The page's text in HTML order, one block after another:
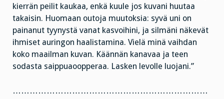
kierrän peilit kaukaa, enkä kuule jos kuvani huutaa
takaisin. Huomaan outoja muutoksia: syvä uni on
painanut tyynystä vanat kasvoihini, ja silmäni näkevät
ihmiset auringon haalistamina. Vielä minä vaihdan
koko maailman kuvan. Käännän kanavaa ja teen
sodasta saippuaoopperaa. Lasken levolle luojani.”
……………………………………………………………